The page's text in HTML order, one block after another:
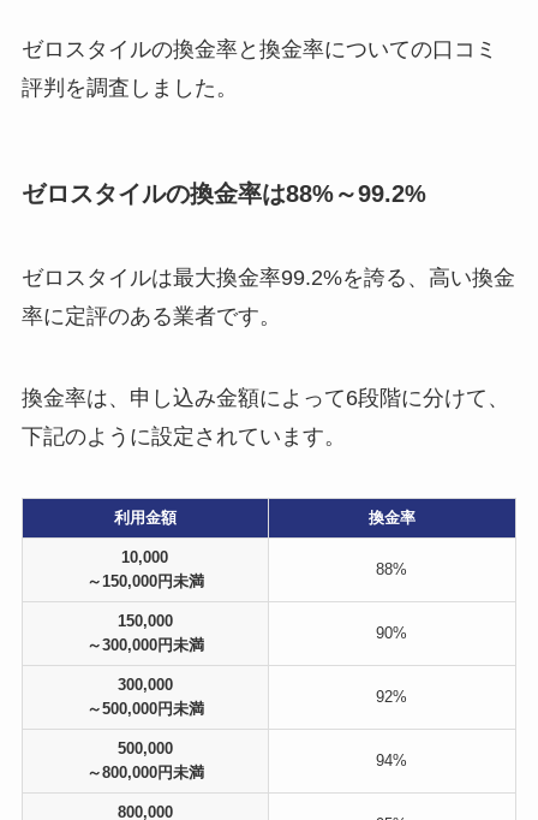
ゼロスタイルの換金率と換金率についての口コミ
評判を調査しました。
ゼロスタイルの換金率は88%～99.2%
ゼロスタイルは最大換金率99.2%を誇る、高い換金
率に定評のある業者です。
換金率は、申し込み金額によって6段階に分けて、
下記のように設定されています。
利用金額 換金率
10,000
～150,000円未満
88%
150,000
～300,000円未満
90%
300,000
～500,000円未満
92%
500,000
～800,000円未満
94%
800,000